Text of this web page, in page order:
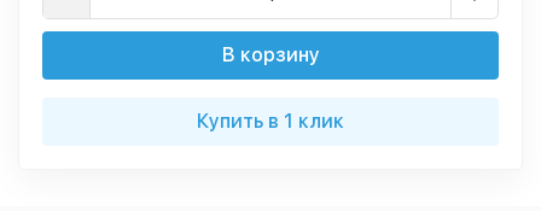
В корзину
Купить в 1 клик